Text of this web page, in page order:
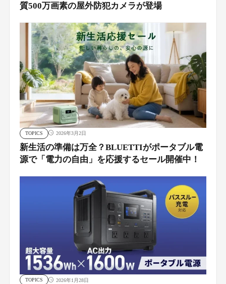
質500万画素の屋外防犯カメラが登場
TOPICS 2026年3月2日
新生活の準備は万全？BLUETTIがポータブル電
源で「電力の自由」を応援するセール開催中！
TOPICS 2026年1月28日